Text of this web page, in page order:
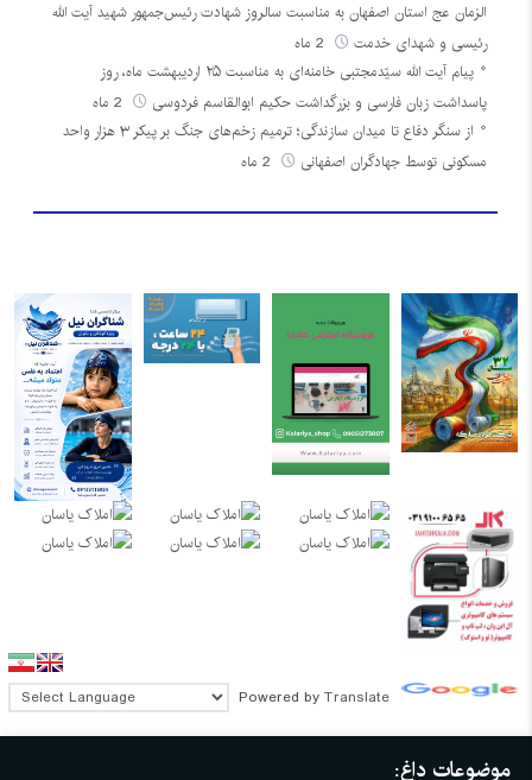
الزمان عج استان اصفهان به مناسبت سالروز شهادت رئیس‌جمهور شهید آیت الله
رئیسی و شهدای خدمت
پیام آیت الله سیّدمجتبی خامنه‌ای به مناسبت ۲۵ اردیبهشت ماه، روز
پاسداشت زبان فارسی و بزرگداشت حکیم ابوالقاسم فردوسی
از سنگر دفاع تا میدان سازندگی؛ ترمیم زخم‌های جنگ بر پیکر ۳ هزار واحد
مسکونی توسط جهادگران اصفهانی
Powered by Translate
موضوعات داغ: